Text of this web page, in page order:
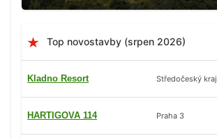
Top novostavby (srpen 2026)
Kladno Resort Středočeský kraj
HARTIGOVA 114 Praha 3